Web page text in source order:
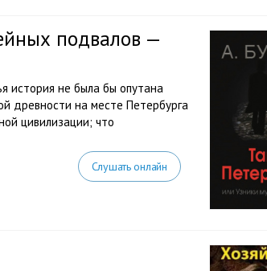
подвалов —
история не была бы опутана
древности на месте Петербурга
цивилизации; что
Слушать онлайн